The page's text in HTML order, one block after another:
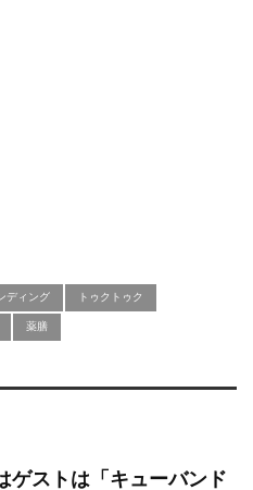
ディング
トゥクトゥク
薬膳
ストは「キューバンド